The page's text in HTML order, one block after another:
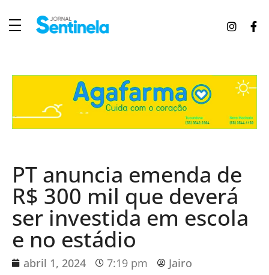
PT anuncia emenda de
R$ 300 mil que deverá
ser investida em escola
e no estádio
abril 1, 2024 7:19 pm Jairo